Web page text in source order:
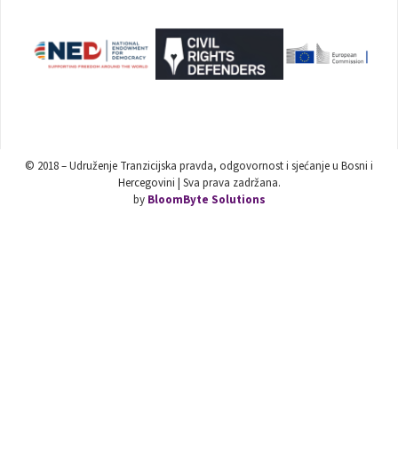
© 2018 – Udruženje Tranzicijska pravda, odgovornost i sjećanje u Bosni i
Hercegovini | Sva prava zadržana.
by BloomByte Solutions